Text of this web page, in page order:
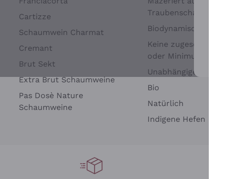
Cartizze
Schaumwein Charmat
Cremant
Brut Sekt
Extra Brut Schaumweine
Pas Dosè Nature
Schaumweine
Traubenschalen
Biodynamisch
Keine zugesetzten
oder Minimum
Unabhängige
Bio
Natürlich
Indigene Hefen
Weitere